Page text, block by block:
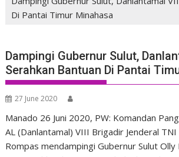
Di Pantai Timur Minahasa
Dampingi Gubernur Sulut,
Serahkan Bantuan Di Pantai
27 June 2020
Manado 26 Juni 2020, PW: Komandan
AL (Danlantamal) VIII Brigadir Jenderal
Rompas mendampingi Gubernur Sulut Olly